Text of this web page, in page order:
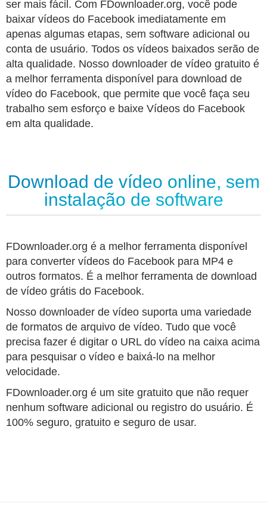
ser mais fácil. Com FDownloader.org, você pode
baixar vídeos do Facebook imediatamente em
apenas algumas etapas, sem software adicional ou
conta de usuário. Todos os vídeos baixados serão de
alta qualidade. Nosso downloader de vídeo gratuito é
a melhor ferramenta disponível para download de
vídeo do Facebook, que permite que você faça seu
trabalho sem esforço e baixe Vídeos do Facebook
em alta qualidade.
Download de vídeo online, sem
instalação de software
FDownloader.org é a melhor ferramenta disponível
para converter vídeos do Facebook para MP4 e
outros formatos. É a melhor ferramenta de download
de vídeo grátis do Facebook.
Nosso downloader de vídeo suporta uma variedade
de formatos de arquivo de vídeo. Tudo que você
precisa fazer é digitar o URL do vídeo na caixa acima
para pesquisar o vídeo e baixá-lo na melhor
velocidade.
FDownloader.org é um site gratuito que não requer
nenhum software adicional ou registro do usuário. É
100% seguro, gratuito e seguro de usar.